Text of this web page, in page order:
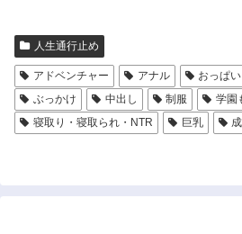
人生通行止め
アドベンチャー アナル おっぱい
ぶっかけ
中出し 制服
学園
寝取り・寝取られ・NTR
巨乳